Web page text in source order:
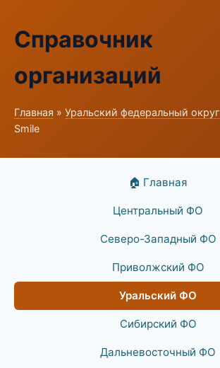
Справочник
организаций
Главная » Уральский федеральный округ
Smile
🏠 Главная
Центральный ФО
Северо-Западный ФО
Приволжский ФО
Уральский ФО
Сибирский ФО
Дальневосточный ФО